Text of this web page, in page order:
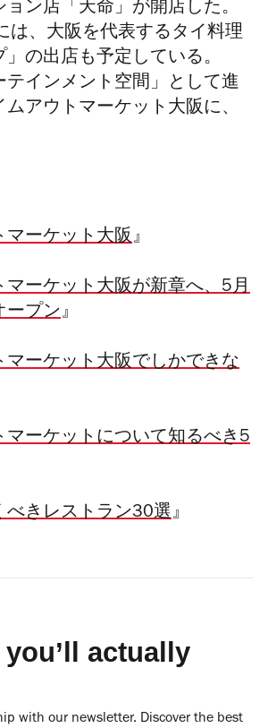
ン店「天命」が開店した。
は、大阪を代表するタイ料理
の出店も予定している。
テインメント空間」として進
アウトマーケット大阪に、
マーケット大阪』
マーケット大阪が新章へ、5月
ープン』
マーケット大阪でしかできな
マーケットについて知るべき5
べきレストラン30選』
actually
with our newsletter. Discover the best